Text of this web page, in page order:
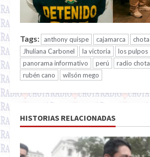
Tags: anthony quispe cajamarca chota
Jhuliana Carbonel
la victoria los pulpos
panorama informativo
perú radio chota
rubén cano
wilsón mego
HISTORIAS RELACIONADAS